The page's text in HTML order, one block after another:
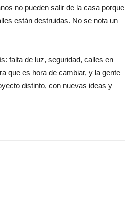
no pueden salir de la casa porque
están destruidas. No se nota un
falta de luz, seguridad, calles en
que es hora de cambiar, y la gente
distinto, con nuevas ideas y